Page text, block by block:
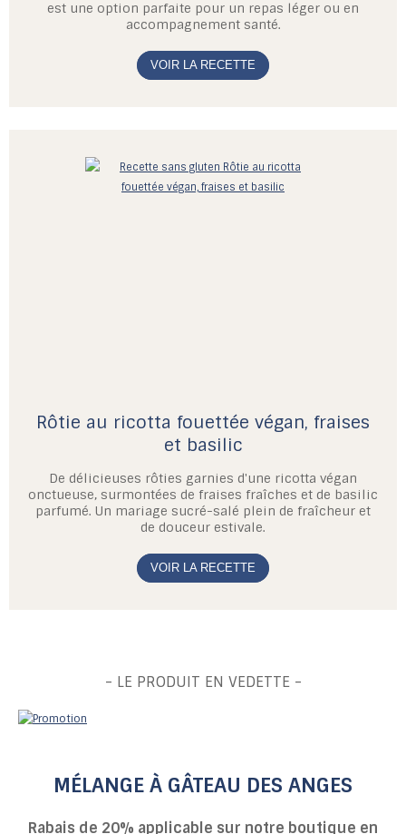
est une option parfaite pour un repas léger ou en
accompagnement santé.
VOIR LA RECETTE
Rôtie au ricotta fouettée végan, fraises
et basilic
De délicieuses rôties garnies d'une ricotta végan
onctueuse, surmontées de fraises fraîches et de basilic
parfumé. Un mariage sucré-salé plein de fraîcheur et
de douceur estivale.
VOIR LA RECETTE
- LE PRODUIT EN VEDETTE -
MÉLANGE À GÂTEAU DES ANGES
Rabais de 20% applicable sur notre boutique en